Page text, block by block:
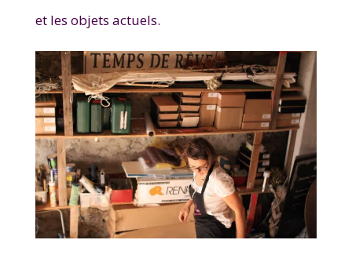
et les objets actuels.